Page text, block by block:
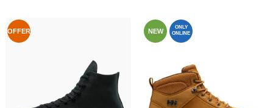
OFFER NEW
ONLY
ONLINE